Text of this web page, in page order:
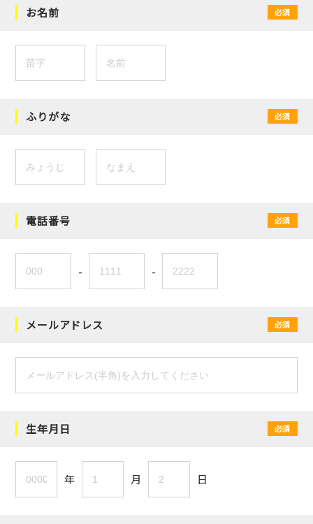
お名前 必須
ふりがな 必須
電話番号 必須
- -
メールアドレス 必須
生年月日 必須
年 月 日